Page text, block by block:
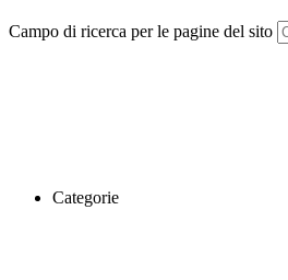
Campo di ricerca per le pagine del sito
Categorie